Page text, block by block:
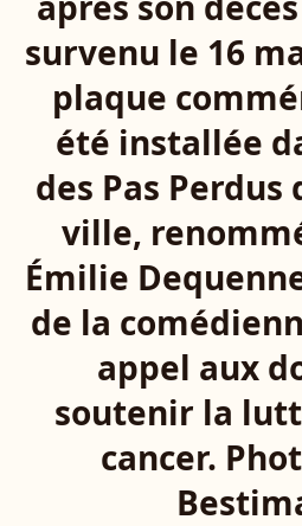
survenu le 16
plaque
été installée
des Pas
ville,
Émilie
de la
appel aux
soutenir la
cancer.